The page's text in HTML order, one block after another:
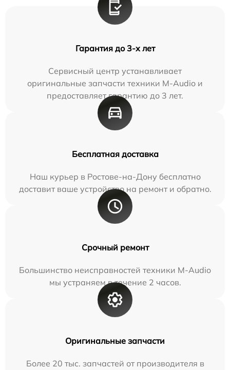
Гарантия до 3-х лет
Сервисный центр устанавливает
оригинальные запчасти техники M-Audio и
предоставляет гарантию до 3 лет.
Бесплатная доставка
Наш курьер в Ростове-на-Дону бесплатно
доставит ваше устройство на ремонт и обратно.
Срочный ремонт
Большинство неисправностей техники M-Audio
мы устраняем в течение 2 часов.
Оригинальные запчасти
Более 20 тыс. запчастей от производителя в